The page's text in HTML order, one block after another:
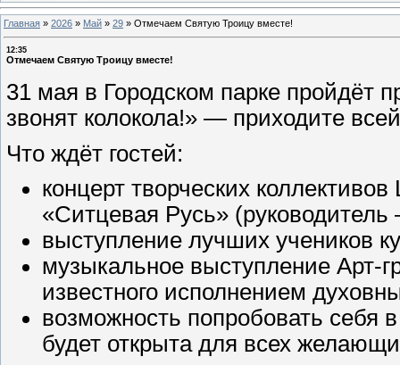
Главная » 2026 » Май » 29 » Отмечаем Святую Троицу вместе!
12:35
Отмечаем Святую Троицу вместе!
31 мая в Городском парке пройдёт
звонят колокола!» — приходите
Что ждёт гостей:
концерт творческих
«Ситцевая Русь»
выступление лучших учеников
музыкальное выступление Арт-
известного исполнением
возможность попробовать себя
будет открыта для всех